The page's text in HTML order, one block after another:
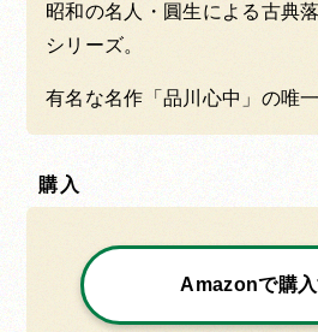
昭和の名人・圓生による古典
シリーズ。
有名な名作「品川心中」の唯一
購入
Amazonで購